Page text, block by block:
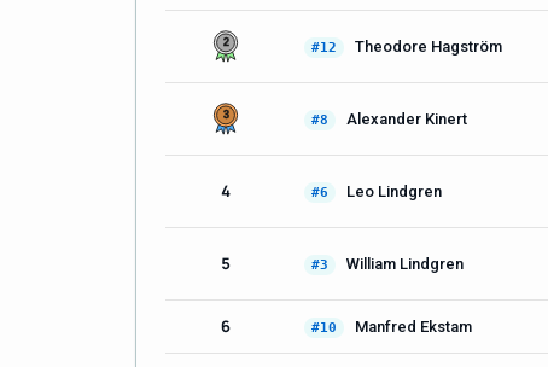
#12 Theodore Hagström
#8 Alexander Kinert
4 #6 Leo Lindgren
5 #3 William Lindgren
6 #10 Manfred Ekstam